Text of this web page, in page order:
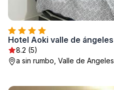
Hotel Aoki valle de ángeles
8.2 (5)
a sin rumbo, Valle de Angeles